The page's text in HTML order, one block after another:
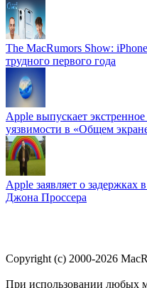
The MacRumors Show:
трудного первого года
Apple выпускает
уязвимости в «Общем
Apple заявляет о задержках
Джона Проссера
Copyright (c) 2000-2026
При использовании любых